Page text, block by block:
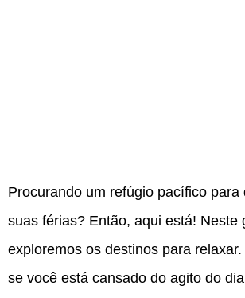
Procurando um refúgio pacífico para
suas férias? Então, aqui está! Neste
exploremos os destinos para
se você está cansado do agito do